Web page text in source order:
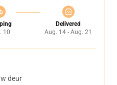
10
Delivered
Aug. 14 - Aug. 21
deur